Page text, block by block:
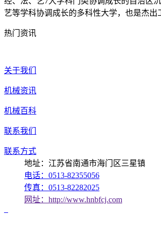
艺等学科协调成长的多科性大学，也是杰出
热门资讯
关于我们
机械资讯
机械百科
联系我们
联系方式
地址：江苏省南通市海门区三星镇
电话：0513-82355056
传真：0513-82282025
网址：http://www.hnbfcj.com